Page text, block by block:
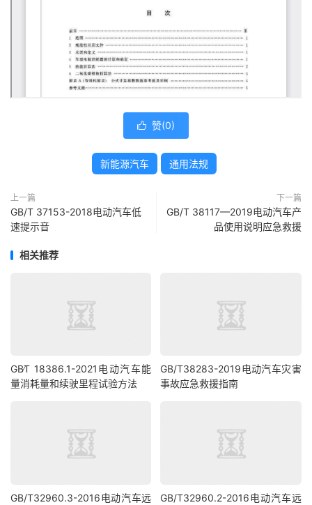
 赞(0)
新能源汽车 通用法规
上一篇
GB/T 37153-2018电动汽车低
速提示音
下一篇
GB/T 38117—2019电动汽车产
品使用说明应急救援
相关推荐
GB∕T 18386.1-2021电动汽车能
量消耗量和续驶里程试验方法
GB/T38283-2019电动汽车灾害
事故应急救援指南
GB/T32960.3-2016电动汽车远
GB/T32960.2-2016电动汽车远